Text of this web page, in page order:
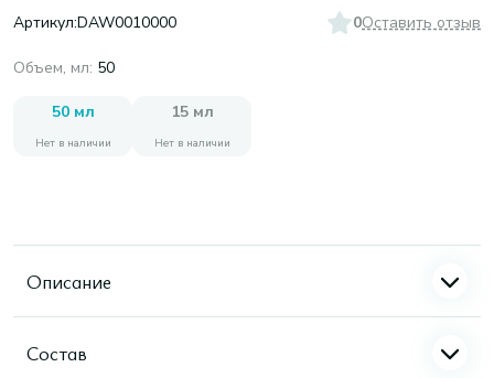
Артикул:DAW0010000 0Оставить отзыв
Объем, мл: 50
50 мл
Нет в наличии
15 мл
Нет в наличии
Описание
Состав